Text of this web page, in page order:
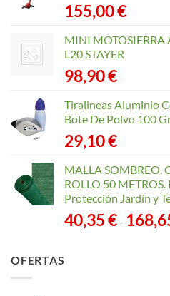
155,00€
MINI MOTOSIERRA
L20 STAYER
98,90€
Tiralineas Aluminio
Bote De Polvo 100
29,10€
MALLA SOMBREO.
ROLLO 50
Protección Jardín y
40,35€-
OFERTAS